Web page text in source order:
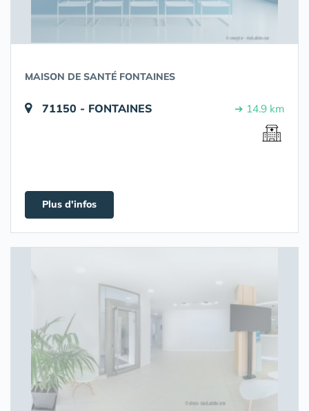
MAISON DE SANTÉ FONTAINES
71150 - FONTAINES ➔ 14.9 km
Plus d'infos